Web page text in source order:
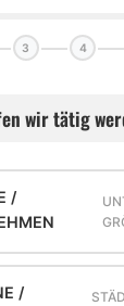
3 4
wir tätig
/
/